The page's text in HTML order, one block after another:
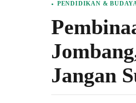
PENDIDIKAN &
Jangan